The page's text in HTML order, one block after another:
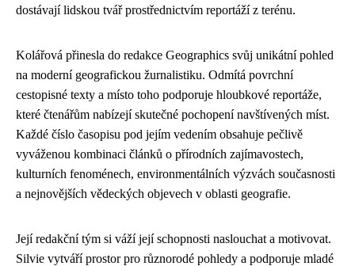
dostávají lidskou tvář prostřednictvím reportáží z terénu.
Kolářová přinesla do redakce Geographics svůj unikátní pohled
na moderní geografickou žurnalistiku. Odmítá povrchní
cestopisné texty a místo toho podporuje hloubkové reportáže,
které čtenářům nabízejí skutečné pochopení navštívených míst.
Každé číslo časopisu pod jejím vedením obsahuje pečlivě
vyváženou kombinaci článků o přírodních zajímavostech,
kulturních fenoménech, environmentálních výzvách současnosti
a nejnovějších vědeckých objevech v oblasti geografie.
Její redakční tým si váží její schopnosti naslouchat a motivovat.
Silvie vytváří prostor pro různorodé pohledy a podporuje mladé